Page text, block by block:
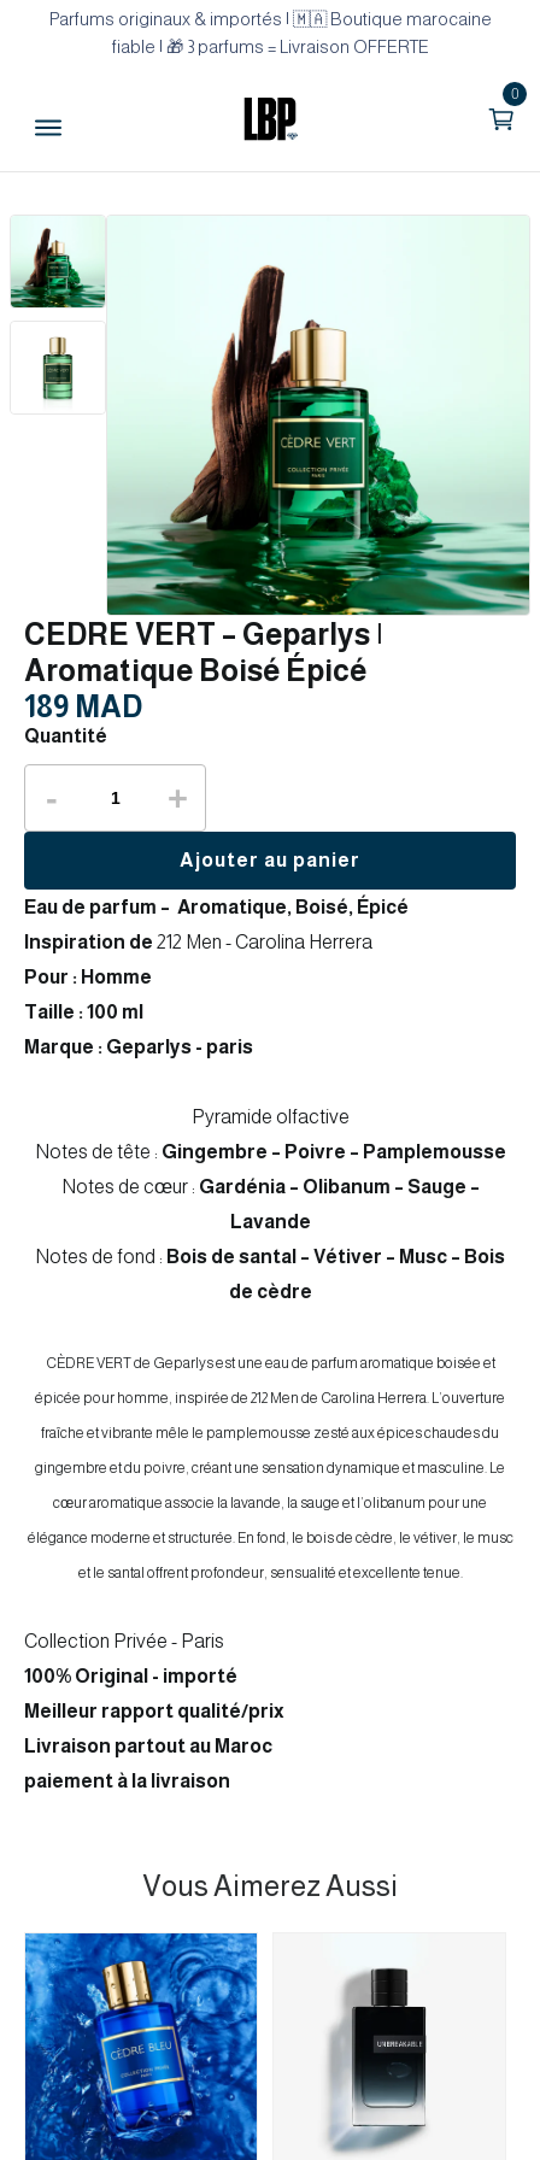
Parfums originaux & importés | 🇲🇦 Boutique marocaine
fiable | 🎁 3 parfums = Livraison OFFERTE
0
CEDRE VERT – Geparlys |
Aromatique Boisé Épicé
189 MAD
Quantité
- +
Ajouter au panier
Eau de parfum – Aromatique, Boisé, Épicé
Inspiration de 212 Men - Carolina Herrera
Pour : Homme
Taille : 100 ml
Marque : Geparlys - paris
Pyramide olfactive
Notes de tête : Gingembre – Poivre – Pamplemousse
Notes de cœur : Gardénia – Olibanum – Sauge –
Lavande
Notes de fond : Bois de santal – Vétiver – Musc – Bois
de cèdre
CÈDRE VERT de Geparlys est une eau de parfum aromatique boisée et
épicée pour homme, inspirée de 212 Men de Carolina Herrera. L’ouverture
fraîche et vibrante mêle le pamplemousse zesté aux épices chaudes du
gingembre et du poivre, créant une sensation dynamique et masculine. Le
cœur aromatique associe la lavande, la sauge et l’olibanum pour une
élégance moderne et structurée. En fond, le bois de cèdre, le vétiver, le musc
et le santal offrent profondeur, sensualité et excellente tenue.
Collection Privée - Paris
100% Original - importé
Meilleur rapport qualité/prix
Livraison partout au Maroc
paiement à la livraison
Vous Aimerez Aussi